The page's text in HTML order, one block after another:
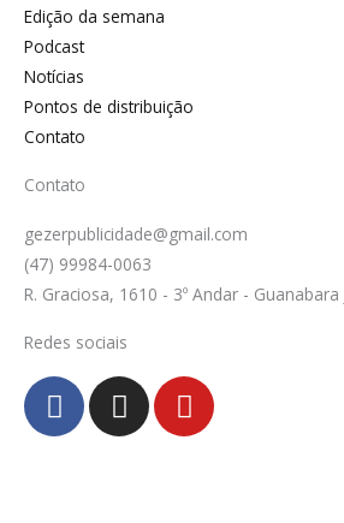
Edição da semana
Podcast
Notícias
Pontos de distribuição
Contato
Contato
gezerpublicidade@gmail.com
(47) 99984-0063
R. Graciosa, 1610 - 3º Andar - Guanabara
Redes sociais
F
a
c
I
n
s
Y
o
u